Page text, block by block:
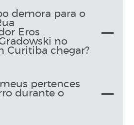
demora para o
Eros
no
Curitiba chegar?
pertences
durante o